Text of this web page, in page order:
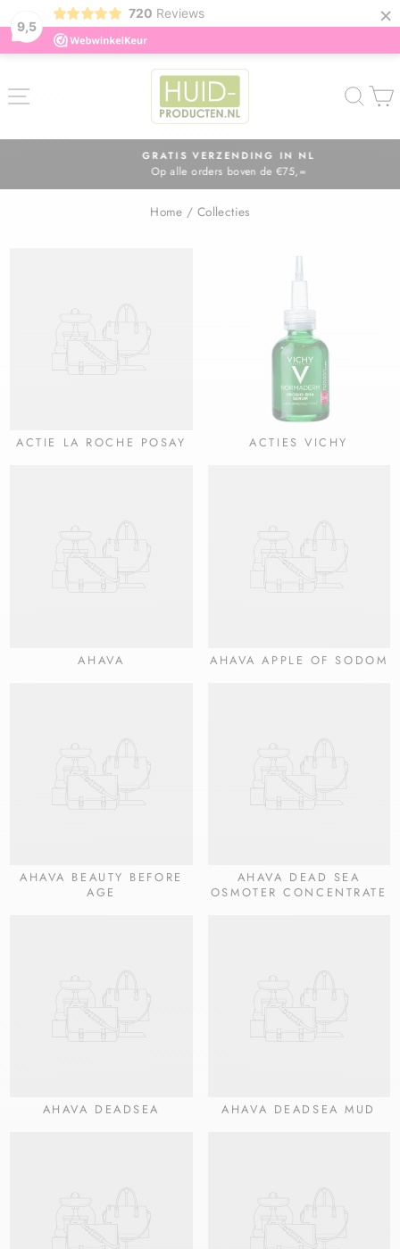
9,5
720 Reviews ×
Diavoorstelling
GRATIS VERZENDING IN NL
Op alle orders boven de €75,=
Home / Collecties
ACTIE LA ROCHE POSAY ACTIES VICHY
AHAVA AHAVA APPLE OF SODOM
AHAVA BEAUTY BEFORE
AGE
AHAVA DEAD SEA
OSMOTER CONCENTRATE
AHAVA DEADSEA AHAVA DEADSEA MUD